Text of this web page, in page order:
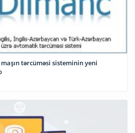
tərcüməsi sisteminin yeni